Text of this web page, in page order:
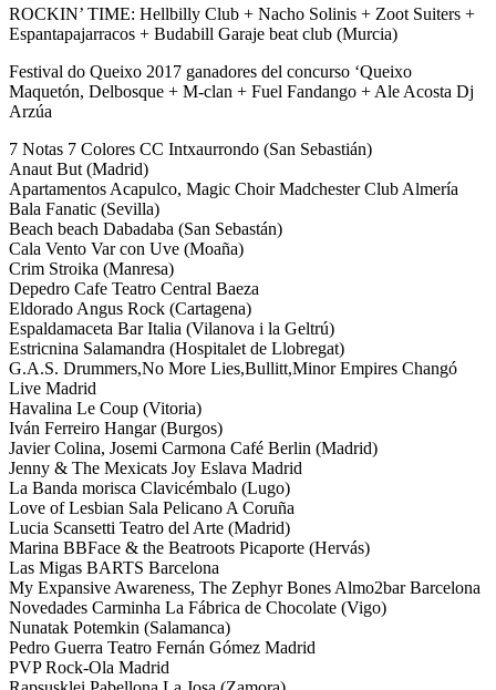
ROCKIN’ TIME: Hellbilly Club + Nacho Solinis + Zoot Suiters +
Espantapajarracos + Budabill Garaje beat club (Murcia)
Festival do Queixo 2017 ganadores del concurso ‘Queixo
Maquetón, Delbosque + M-clan + Fuel Fandango + Ale Acosta Dj
Arzúa
7 Notas 7 Colores CC Intxaurrondo (San Sebastián)
Anaut But (Madrid)
Apartamentos Acapulco, Magic Choir Madchester Club Almería
Bala Fanatic (Sevilla)
Beach beach Dabadaba (San Sebastán)
Cala Vento Var con Uve (Moaña)
Crim Stroika (Manresa)
Depedro Cafe Teatro Central Baeza
Eldorado Angus Rock (Cartagena)
Espaldamaceta Bar Italia (Vilanova i la Geltrú)
Estricnina Salamandra (Hospitalet de Llobregat)
G.A.S. Drummers,No More Lies,Bullitt,Minor Empires Changó
Live Madrid
Havalina Le Coup (Vitoria)
Iván Ferreiro Hangar (Burgos)
Javier Colina, Josemi Carmona Café Berlin (Madrid)
Jenny & The Mexicats Joy Eslava Madrid
La Banda morisca Clavicémbalo (Lugo)
Love of Lesbian Sala Pelicano A Coruña
Lucia Scansetti Teatro del Arte (Madrid)
Marina BBFace & the Beatroots Picaporte (Hervás)
Las Migas BARTS Barcelona
My Expansive Awareness, The Zephyr Bones Almo2bar Barcelona
Novedades Carminha La Fábrica de Chocolate (Vigo)
Nunatak Potemkin (Salamanca)
Pedro Guerra Teatro Fernán Gómez Madrid
PVP Rock-Ola Madrid